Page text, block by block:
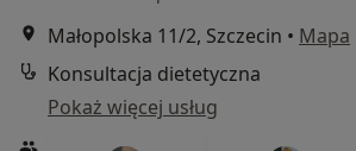
Małopolska 11/2, Szczecin • Mapa
Konsultacja dietetyczna
Pokaż więcej usług